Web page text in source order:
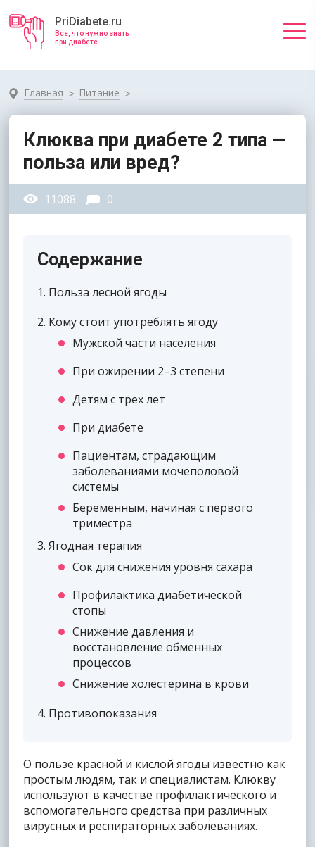
PriDiabete.ru
Все, что нужно знать
при диабете
Главная Питание
Клюква при диабете 2 типа —
польза или вред?
11088 0
Содержание
1 Польза лесной ягоды
2 Кому стоит употреблять ягоду
Мужской части населения
При ожирении 2–3 степени
Детям с трех лет
При диабете
Пациентам, страдающим
заболеваниями мочеполовой
системы
Беременным, начиная с первого
триместра
3 Ягодная терапия
Сок для снижения уровня сахара
Профилактика диабетической
стопы
Снижение давления и
восстановление обменных
процессов
Снижение холестерина в крови
4 Противопоказания
О пользе красной и кислой ягоды известно как
простым людям, так и специалистам. Клюкву
используют в качестве профилактического и
вспомогательного средства при различных
вирусных и респираторных заболеваниях.